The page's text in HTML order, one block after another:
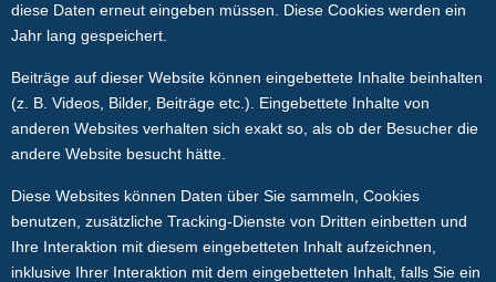
diese Daten erneut eingeben müssen. Diese Cookies werden ein
Jahr lang gespeichert.
Beiträge auf dieser Website können eingebettete Inhalte beinhalten
(z. B. Videos, Bilder, Beiträge etc.). Eingebettete Inhalte von
anderen Websites verhalten sich exakt so, als ob der Besucher die
andere Website besucht hätte.
Diese Websites können Daten über Sie sammeln, Cookies
benutzen, zusätzliche Tracking-Dienste von Dritten einbetten und
Ihre Interaktion mit diesem eingebetteten Inhalt aufzeichnen,
inklusive Ihrer Interaktion mit dem eingebetteten Inhalt, falls Sie ein